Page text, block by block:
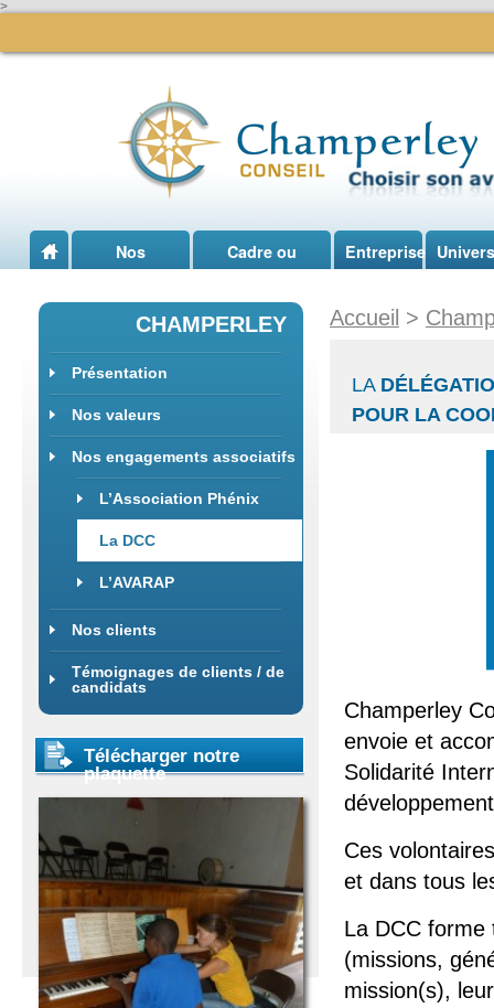
>
Accueil
Nos
Cadre ou
Entreprise
CHAMPERLEY
Présentation
Nos valeurs
Nos engagements associatifs
L’Association Phénix
La DCC
L’AVARAP
Nos clients
Témoignages de clients / de
candidats
Télécharger notre
plaquette
Accueil >
LA
POUR LA
Champerley
envoie et
Solidarité
Ces
et dans tous
La DCC forme
(missions,
mission(s),